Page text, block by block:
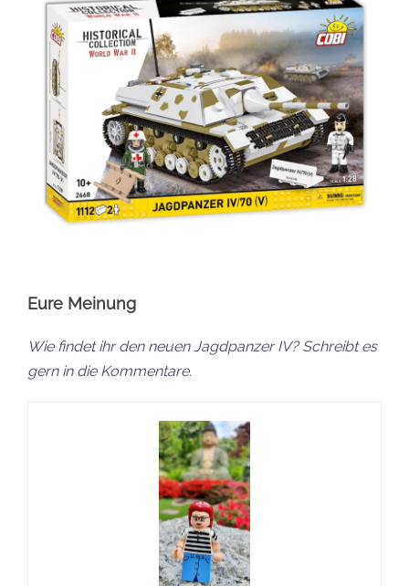
Eure Meinung
Wie findet ihr den neuen Jagdpanzer IV? Schreibt es
gern in die Kommentare.